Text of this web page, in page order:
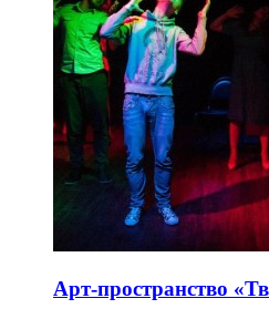
Арт-пространство